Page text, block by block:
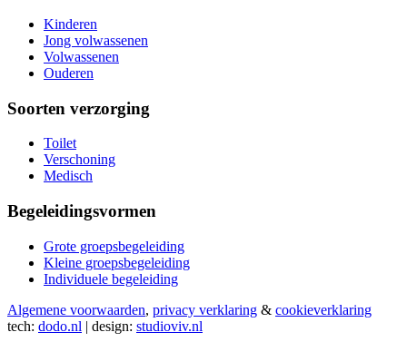
Kinderen
Jong volwassenen
Volwassenen
Ouderen
Soorten verzorging
Toilet
Verschoning
Medisch
Begeleidingsvormen
Grote groepsbegeleiding
Kleine groepsbegeleiding
Individuele begeleiding
Algemene voorwaarden, privacy verklaring & cookieverklaring
tech: dodo.nl | design: studioviv.nl